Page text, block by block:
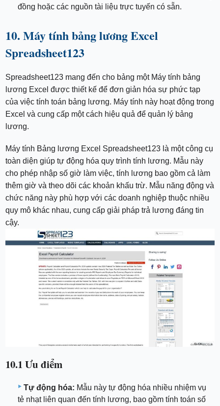
đồng hoặc các nguồn tài liệu trực tuyến có sẵn.
10. Máy tính bảng lương Excel
Spreadsheet123
Spreadsheet123 mang đến cho bảng một Máy tính bảng
lương Excel được thiết kế để đơn giản hóa sự phức tạp
của việc tính toán bảng lương. Máy tính này hoạt động trong
Excel và cung cấp một cách hiệu quả để quản lý bảng
lương.
Máy tính Bảng lương Excel Spreadsheet123 là một công cụ
toàn diện giúp tự động hóa quy trình tính lương. Mẫu này
cho phép nhập số giờ làm việc, tính lương bao gồm cả làm
thêm giờ và theo dõi các khoản khấu trừ. Mẫu năng động và
chức năng này phù hợp với các doanh nghiệp thuộc nhiều
quy mô khác nhau, cung cấp giải pháp trả lương đáng tin
cậy.
10.1 Ưu điểm
Tự động hóa: Mẫu này tự động hóa nhiều nhiệm vụ
tẻ nhạt liên quan đến tính lương, bao gồm tính toán số